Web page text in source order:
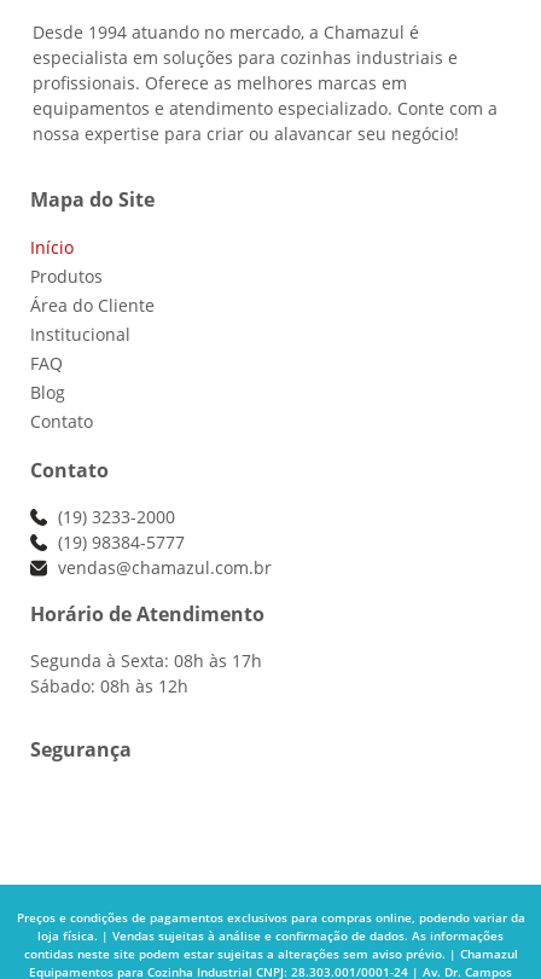
Desde 1994 atuando no mercado, a Chamazul é
especialista em soluções para cozinhas industriais e
profissionais. Oferece as melhores marcas em
equipamentos e atendimento especializado. Conte com a
nossa expertise para criar ou alavancar seu negócio!
Mapa do Site
Início
Produtos
Área do Cliente
Institucional
FAQ
Blog
Contato
Contato
(19) 3233-2000
(19) 98384-5777
vendas@chamazul.com.br
Horário de Atendimento
Segunda à Sexta: 08h às 17h
Sábado: 08h às 12h
Segurança
Preços e condições de pagamentos exclusivos para compras online, podendo variar da
loja física. | Vendas sujeitas à análise e confirmação de dados. As informações
contidas neste site podem estar sujeitas a alterações sem aviso prévio. | Chamazul
Equipamentos para Cozinha Industrial CNPJ: 28.303.001/0001-24 | Av. Dr. Campos